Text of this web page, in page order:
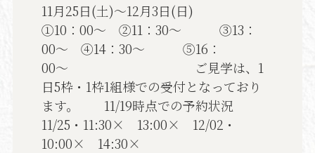
11月25日(土)～12月3日(日)
①10：00〜 ②11：30〜 ③13：
00〜 ④14：30〜 ⑤16：
00〜 ご見学は、1
日5枠・1枠1組様での受付となっており
ます。 11/19時点での予約状況
11/25・11:30× 13:00× 12/02・
10:00× 14:30×